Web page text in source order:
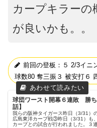
カープキラーの
が良いかも。。
前回の登板：５ 2/3イニ
球数80 奪三振３ 被安打６
球団ワースト開幕６連敗 勝
話】
我らの阪神タイガース昨日（3/31）
広島東洋カープ戦③昨日（3/31）も
カープとの試合が行われました。３